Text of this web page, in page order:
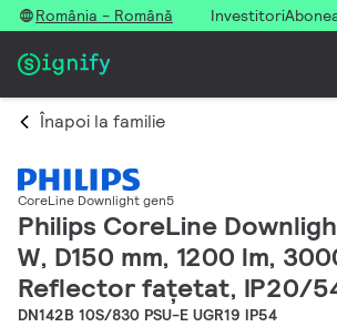
România - Română Investitori
Înapoi la familie
CoreLine Downlight gen5
Philips CoreLine
W, D150 mm, 1200 lm,
Reflector fațetat, IP20/
DN142B 10S/830 PSU-E UGR19 IP54